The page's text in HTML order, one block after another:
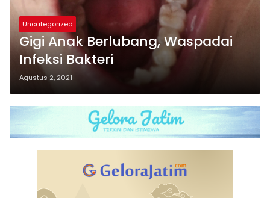
Uncategorized
Gigi Anak Berlubang, Waspadai
Infeksi Bakteri
Agustus 2, 2021